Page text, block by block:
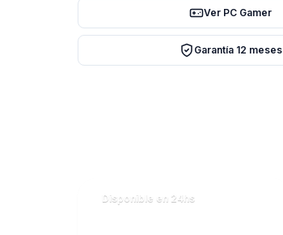
Ver PC Gamer
Garantía 12 meses
Disponible en 24hs